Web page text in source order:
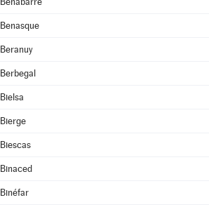
Benasque
Beranuy
Berbegal
Bielsa
Bierge
Biescas
Binaced
Binéfar